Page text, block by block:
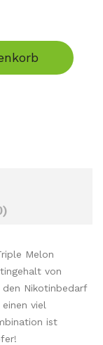
Melon
von
Nikotinbedarf
viel
ist